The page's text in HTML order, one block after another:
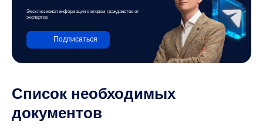
Эксклюзивная информация о втором гражданстве от
экспертов
Подписаться
Список необходимых
документов